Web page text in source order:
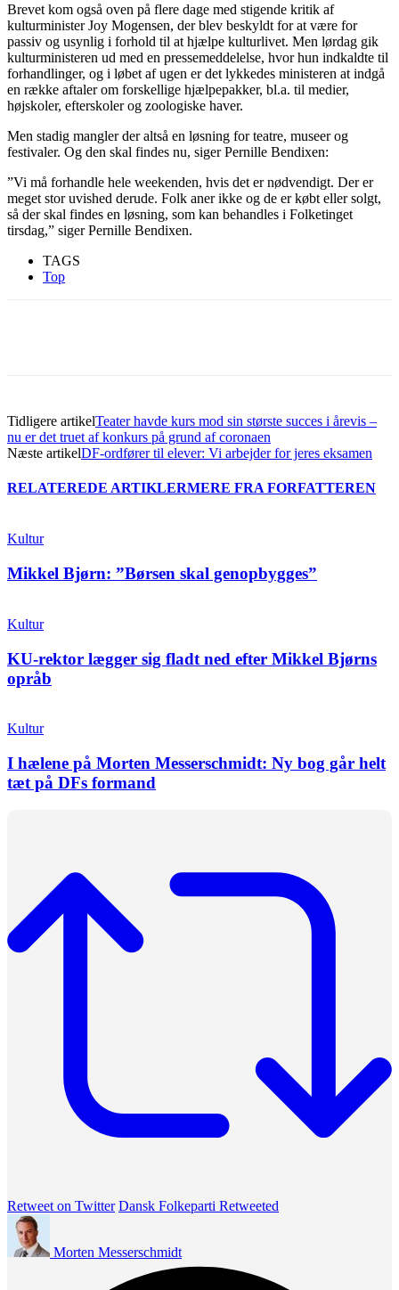
Brevet kom også oven på flere dage med stigende kritik af
kulturminister Joy Mogensen, der blev beskyldt for at være for
passiv og usynlig i forhold til at hjælpe kulturlivet. Men lørdag gik
kulturministeren ud med en pressemeddelelse, hvor hun indkaldte til
forhandlinger, og i løbet af ugen er det lykkedes ministeren at indgå
en række aftaler om forskellige hjælpepakker, bl.a. til medier,
højskoler, efterskoler og zoologiske haver.
Men stadig mangler der altså en løsning for teatre, museer og
festivaler. Og den skal findes nu, siger Pernille Bendixen:
”Vi må forhandle hele weekenden, hvis det er nødvendigt. Der er
meget stor uvished derude. Folk aner ikke og de er købt eller solgt,
så der skal findes en løsning, som kan behandles i Folketinget
tirsdag,” siger Pernille Bendixen.
TAGS
Top
Tidligere artikelTeater havde kurs mod sin største succes i årevis –
nu er det truet af konkurs på grund af coronaen
Næste artikelDF-ordfører til elever: Vi arbejder for jeres eksamen
RELATEREDE ARTIKLERMERE FRA FORFATTEREN
Kultur
Mikkel Bjørn: ”Børsen skal genopbygges”
Kultur
KU-rektor lægger sig fladt ned efter Mikkel Bjørns
opråb
Kultur
I hælene på Morten Messerschmidt: Ny bog går helt
tæt på DFs formand
Retweet on Twitter Dansk Folkeparti Retweeted
Morten Messerschmidt